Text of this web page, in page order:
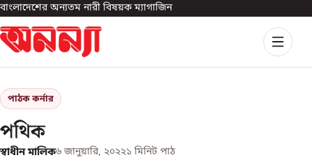
বাংলাদেশের অন্যতম নারী বিষয়ক ম্যাগাজিন
পাঠক কর্নার
পথিক
স্বাধীন মালিক৬ জানুয়ারি, ২০২২১ মিনিট পাঠ